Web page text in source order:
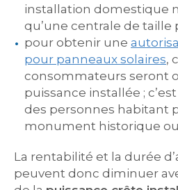
installation domestique
qu’une centrale de taille
pour obtenir une
pour panneaux solaires,
consommateurs seront
puissance installée ;
des personnes habitant
monument historique ou
La rentabilité et la durée
peuvent donc diminuer